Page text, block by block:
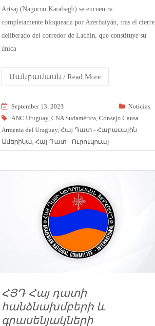
Artsaj (Nagorno Karabagh) se encuentra
completamente bloqueada por Azerbaiyán, tras el cierre
deliberado del corredor de Lachin, que constituye su
única
Մանրամասն / Read More
September 13, 2023
Noticias
ANC Uruguay, CNA Sudamérica Consejo Causa
Armenia del Uruguay, Հայ Դատ - Հարաւային
Ամերիկա Հայ Դատ - Ուրուկուայ
ՀՅԴ Հայ դատի
հանձնախմբերի և
գրասենյակների